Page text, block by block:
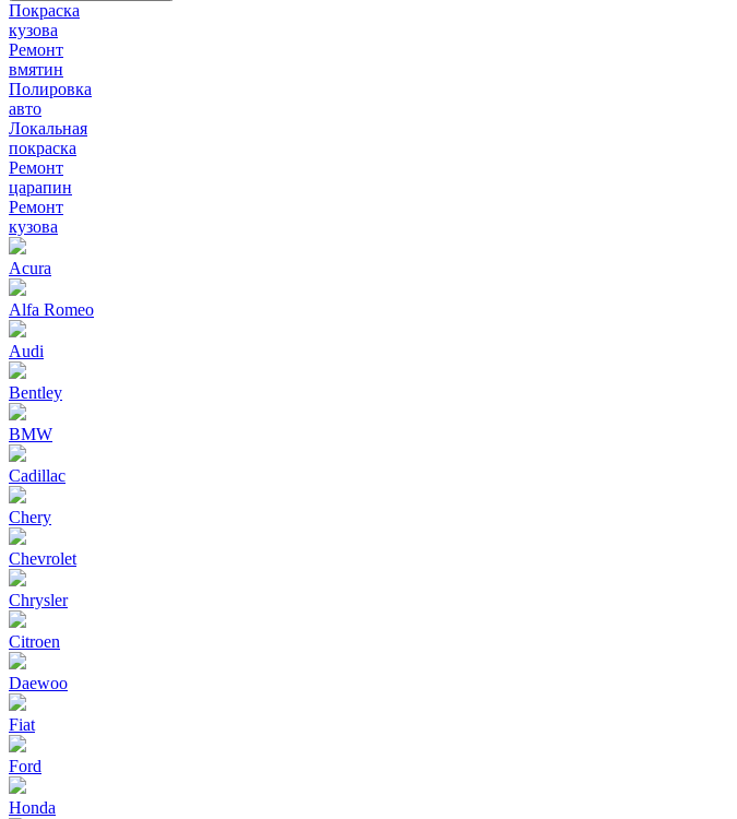
Покраска
кузова
Ремонт
вмятин
Полировка
авто
Локальная
покраска
Ремонт
царапин
Ремонт
кузова
Acura
Alfa Romeo
Audi
Bentley
BMW
Cadillac
Chery
Chevrolet
Chrysler
Citroen
Daewoo
Fiat
Ford
Honda